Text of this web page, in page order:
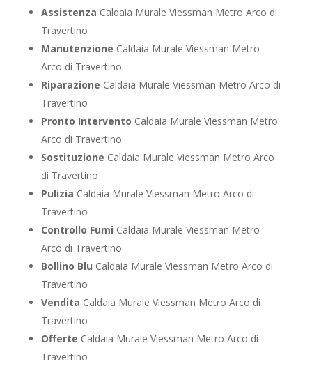
Assistenza Caldaia Murale Viessman Metro Arco di
Travertino
Manutenzione Caldaia Murale Viessman Metro
Arco di Travertino
Riparazione Caldaia Murale Viessman Metro Arco di
Travertino
Pronto Intervento Caldaia Murale Viessman Metro
Arco di Travertino
Sostituzione Caldaia Murale Viessman Metro Arco
di Travertino
Pulizia Caldaia Murale Viessman Metro Arco di
Travertino
Controllo Fumi Caldaia Murale Viessman Metro
Arco di Travertino
Bollino Blu Caldaia Murale Viessman Metro Arco di
Travertino
Vendita Caldaia Murale Viessman Metro Arco di
Travertino
Offerte Caldaia Murale Viessman Metro Arco di
Travertino